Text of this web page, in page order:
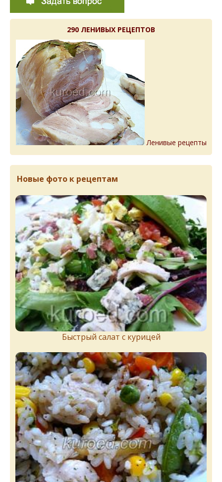
290 ЛЕНИВЫХ РЕЦЕПТОВ
Ленивые рецепты
Новые фото к рецептам
Быстрый салат с курицей